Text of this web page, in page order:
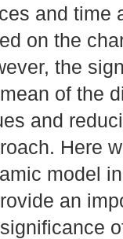
and time
on the
the
of the
and
Here
model
an